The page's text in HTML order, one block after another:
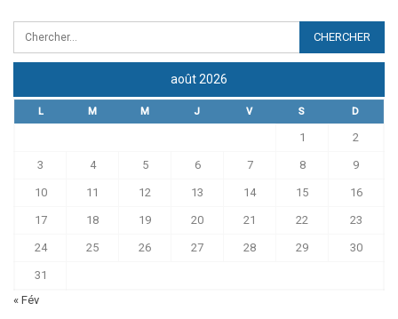
août 2026
L M M J V S D
1 2
3 4 5 6 7 8 9
10 11 12 13 14 15 16
17 18 19 20 21 22 23
24 25 26 27 28 29 30
31
« Fév